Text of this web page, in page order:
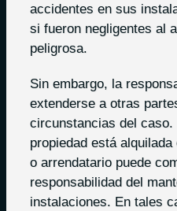
accidentes en sus
si fueron negligentes al
peligrosa.
Sin embargo, la
extenderse a otras
circunstancias del
propiedad está
o arrendatario puede
responsabilidad del
instalaciones. En tales